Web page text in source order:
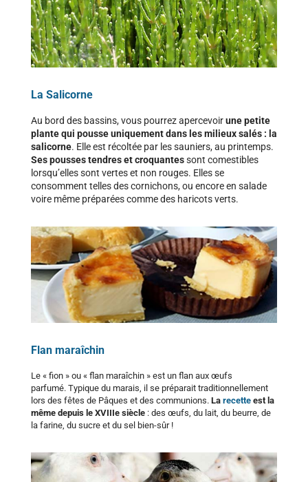
La Salicorne
Au bord des bassins, vous pourrez apercevoirune petite
plante qui pousse uniquement dans les milieux salés : la
salicorne. Elle est récoltée par les sauniers, au printemps.
Ses pousses tendres et croquantessont comestibles
lorsqu’elles sont vertes et non rouges. Elles se
consomment telles des cornichons, ou encore en salade
voire même préparées comme des haricots verts.
Flan maraîchin
Le « fion » ou « flan maraîchin » est un flan aux œufs
parfumé. Typique du marais, il se préparait traditionnellement
lors des fêtes de Pâques et des communions. La recetteest la
même depuis le XVIIIe siècle: des œufs, du lait, du beurre, de
la farine, du sucre et du sel bien-sûr !